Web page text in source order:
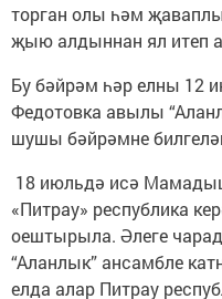
торган олы һәм
җыю алдыннан ял итеп
Бу бәйрәм һәр елны 12
Федотовка авылы
шушы бәйрәмне
18 июльдә исә
«Питрау» республика
оештырыла. Әлеге
“Аланлык” ансамбле
елда алар Питрау